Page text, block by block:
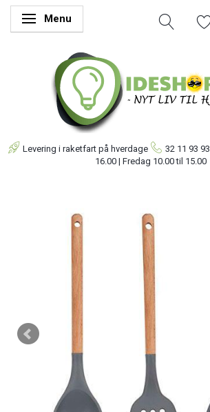
Skifte navigation
Menu
Levering i raketfart på hverdage 32 11 93 93
16.00 | Fredag 10.00 til 15.00